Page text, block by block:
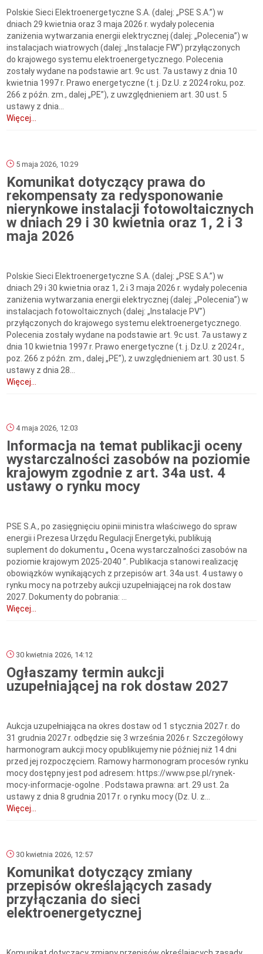
Polskie Sieci Elektroenergetyczne S.A. (dalej: „PSE S.A.”) w
dniach 29 kwietnia oraz 3 maja 2026 r. wydały polecenia
zaniżenia wytwarzania energii elektrycznej (dalej: „Polecenia”) w
instalacjach wiatrowych (dalej: „Instalacje FW”) przyłączonych
do krajowego systemu elektroenergetycznego. Polecenia
zostały wydane na podstawie art. 9c ust. 7a ustawy z dnia 10
kwietnia 1997 r. Prawo energetyczne (t. j. Dz.U. z 2024 roku, poz.
266 z późn. zm., dalej „PE”), z uwzględnieniem art. 30 ust. 5
ustawy z dnia...
Więcej...
5 maja 2026, 10:29
Komunikat dotyczący prawa do
rekompensaty za redysponowanie
nierynkowe instalacji fotowoltaicznych
w dniach 29 i 30 kwietnia oraz 1, 2 i 3
maja 2026
Polskie Sieci Elektroenergetyczne S.A. (dalej: „PSE S.A.”) w
dniach 29 i 30 kwietnia oraz 1, 2 i 3 maja 2026 r. wydały polecenia
zaniżenia wytwarzania energii elektrycznej (dalej: „Polecenia”) w
instalacjach fotowoltaicznych (dalej: „Instalacje PV”)
przyłączonych do krajowego systemu elektroenergetycznego.
Polecenia zostały wydane na podstawie art. 9c ust. 7a ustawy z
dnia 10 kwietnia 1997 r. Prawo energetyczne (t. j. Dz.U. z 2024 r.,
poz. 266 z późn. zm., dalej „PE”), z uwzględnieniem art. 30 ust. 5
ustawy z dnia 28...
Więcej...
4 maja 2026, 12:03
Informacja na temat publikacji oceny
wystarczalności zasobów na poziomie
krajowym zgodnie z art. 34a ust. 4
ustawy o rynku mocy
PSE S.A., po zasięgnięciu opinii ministra właściwego do spraw
energii i Prezesa Urzędu Regulacji Energetyki, publikują
suplement do dokumentu „ Ocena wystarczalności zasobów na
poziomie krajowym 2025-2040 ”. Publikacja stanowi realizację
obowiązków wynikających z przepisów art. 34a ust. 4 ustawy o
rynku mocy na potrzeby aukcji uzupełniającej na rok dostaw
2027. Dokumenty do pobrania: ...
Więcej...
30 kwietnia 2026, 14:12
Ogłaszamy termin aukcji
uzupełniającej na rok dostaw 2027
Aukcja uzupełniająca na okres dostaw od 1 stycznia 2027 r. do
31 grudnia 2027 r. odbędzie się 3 września 2026 r. Szczegółowy
harmonogram aukcji mocy opublikujemy nie później niż 14 dni
przed jej rozpoczęciem. Ramowy harmonogram procesów rynku
mocy dostępny jest pod adresem: https://www.pse.pl/rynek-
mocy-informacje-ogolne . Podstawa prawna: art. 29 ust. 2a
ustawy z dnia 8 grudnia 2017 r. o rynku mocy (Dz. U. z...
Więcej...
30 kwietnia 2026, 12:57
Komunikat dotyczący zmiany
przepisów określających zasady
przyłączania do sieci
elektroenergetycznej